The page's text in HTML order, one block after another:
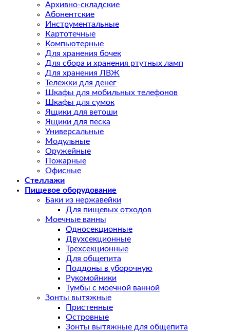
Архивно-складские
Абонентские
Инструментальные
Картотечные
Компьютерные
Для хранения бочек
Для сбора и хранения ртутных ламп
Для хранения ЛВЖ
Тележки для денег
Шкафы для мобильных телефонов
Шкафы для сумок
Ящики для ветоши
Ящики для песка
Универсальные
Модульные
Оружейные
Пожарные
Офисные
Стеллажи
Пищевое оборудование
Баки из нержавейки
Для пищевых отходов
Моечные ванны
Односекционные
Двухсекционные
Трехсекционные
Для общепита
Поддоны в уборочную
Рукомойники
Тумбы с моечной ванной
Зонты вытяжные
Пристенные
Островные
Зонты вытяжные для общепита